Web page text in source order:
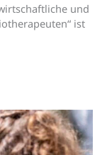
und
ist